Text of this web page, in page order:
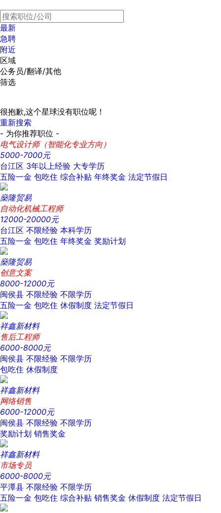
最新
急聘
附近
区域
公务员/翻译/其他
筛选
很抱歉,这个星球没有职位呢！
重新搜索
- 为你推荐职位 -
电气设计师（智能化专业方向）
5000-7000元
台江区 3年以上经验 大专学历
五险一金 包吃住 综合补贴 年终奖金 法定节假日
燊隆贸易
自动化机械工程师
12000-20000元
台江区 不限经验 本科学历
五险一金 包吃住 年终奖金 奖励计划
燊隆贸易
创意文案
8000-12000元
闽侯县 不限经验 不限学历
五险一金 包吃住 休假制度 法定节假日
祥鑫新材料
售后工程师
6000-8000元
闽侯县 不限经验 不限学历
包吃住 休假制度
祥鑫新材料
网络销售
6000-12000元
闽侯县 不限经验 不限学历
奖励计划 销售奖金
祥鑫新材料
市场专员
6000-8000元
平潭县 不限经验 不限学历
五险一金 包吃住 综合补贴 销售奖金 休假制度 法定节假日